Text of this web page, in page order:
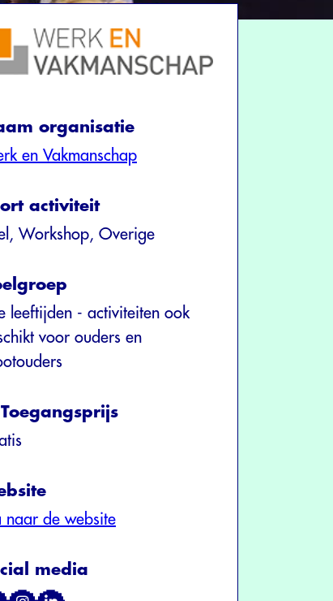
organisatie
en Vakmanschap
activiteit
Workshop, Overige
leeftijden - activiteiten ook
voor ouders en
Toegangsprijs
naar de website
media